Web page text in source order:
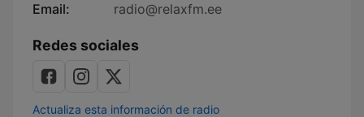
Email:
radio@relaxfm.ee
Redes sociales
Actualiza esta información de radio